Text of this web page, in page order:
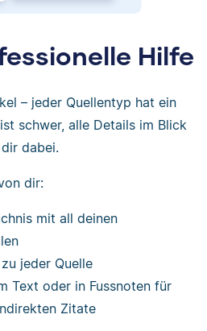
Hilfe
– jeder Quellentyp hat ein
schwer, alle Details im Blick
dabei.
dir:
mit all deinen
jeder Quelle
Text oder in Fussnoten für
Zitate